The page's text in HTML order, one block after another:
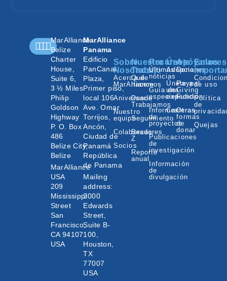
MarAlliance
Belize
Charter
House,
Suite 6,
3 ½ Miles
Philip
Goldson
Highway
P. O. Box
486
Belize City,
Belize
MarAlliance
USA
209
Mississippi
Street
San
Francisco,
CA 94107
USA
MarAlliance
Panama
Edificio
PanCanal
Plaza,
Primer piso,
local 106
Ave. Omar
Torrijos,
Ancón,
Ciudad de
Panamá
República
de Panama
Mailing
address:
2000
Edwards
Street,
Suite B-
100,
Houston,
TX
77007
USA
Sobre
Nosotros
Acerca de
MarAlliance
Aniversario
Nuestro
equipo
Colaboradores
Socios
Nuestro
Trabajo
Qué
hacemos
Donde
Trabajamos
Seguimiento
Becas
Z
Reporte
anual
Recursos
Últimas
noticias
Guía de
especies
Informes
de
proyectos
Publicaciones
de
investigación
Información
de
divulgación
Únete
Adopciones
Únete a
una
expedición
Carreras
Apóyanos
Donar
Paypal
Giving
Fund
Otras
formas
de
donar
Enlaces
de uso
Política
de
Quejas